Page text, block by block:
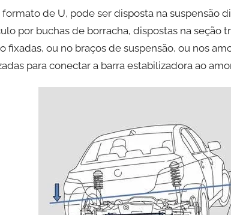
formato de U, pode ser disposta na suspensão
por buchas de borracha, dispostas na seção
fixadas, ou no braços de suspensão, ou nos
para conectar a barra estabilizadora ao